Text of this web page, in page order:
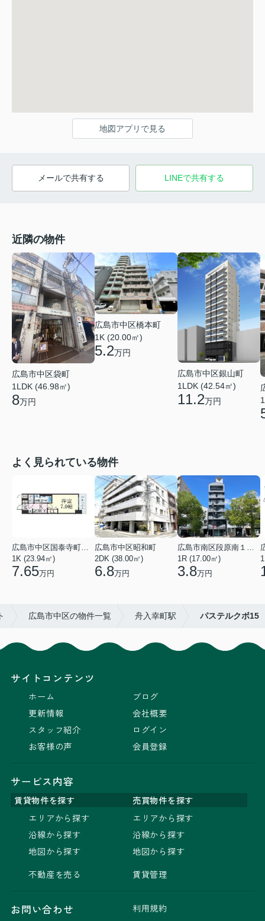
地図アプリで見る
メールで共有する LINEで共有する
近隣の物件
広島市中区袋町
1LDK (46.98㎡)
8万円
広島市中区橋本町
1K (20.00㎡)
5.2万円
広島市中区銀山町
1LDK (42.54㎡)
11.2万円
よく見られている物件
広島市中区国泰寺町２丁目
1K (23.94㎡)
7.65万円
広島市中区昭和町
2DK (38.00㎡)
6.8万円
広島市南区段原南１丁目
1R (17.00㎡)
3.8万円
広島市中区の物件一覧 舟入幸町駅 パステルクボ15
サイトコンテンツ
ホーム
更新情報
スタッフ紹介
お客様の声
ブログ
会社概要
ログイン
会員登録
サービス内容
賃貸物件を探す
売買物件を探す
エリアから探す
沿線から探す
地図から探す
不動産を売る
エリアから探す
沿線から探す
地図から探す
賃貸管理
お問い合わせ
利用規約